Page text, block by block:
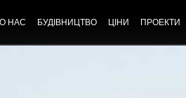
НАС БУДІВНИЦТВО ЦІНИ ПРОЕКТИ